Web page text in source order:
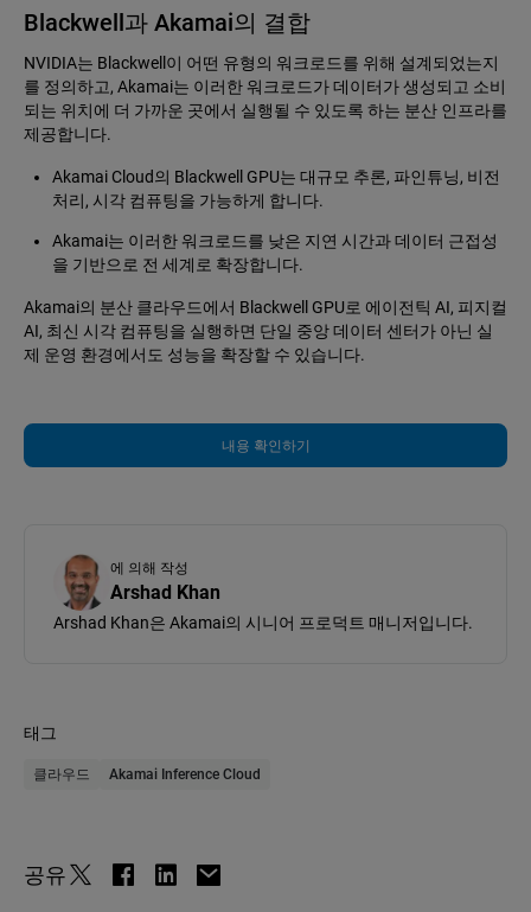
Blackwell과 Akamai의 결합
NVIDIA는 Blackwell이 어떤 유형의 워크로드를 위해 설계되었는지
를 정의하고, Akamai는 이러한 워크로드가 데이터가 생성되고 소비
되는 위치에 더 가까운 곳에서 실행될 수 있도록 하는 분산 인프라를
제공합니다.
Akamai Cloud의 Blackwell GPU는 대규모 추론, 파인튜닝, 비전
처리, 시각 컴퓨팅을 가능하게 합니다.
Akamai는 이러한 워크로드를 낮은 지연 시간과 데이터 근접성
을 기반으로 전 세계로 확장합니다.
Akamai의 분산 클라우드에서 Blackwell GPU로 에이전틱 AI, 피지컬
AI, 최신 시각 컴퓨팅을 실행하면 단일 중앙 데이터 센터가 아닌 실
제 운영 환경에서도 성능을 확장할 수 있습니다.
내용 확인하기
에 의해 작성
Arshad Khan
Arshad Khan은 Akamai의 시니어 프로덕트 매니저입니다.
태그
클라우드 Akamai Inference Cloud
공유